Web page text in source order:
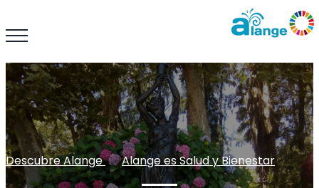
Descubre Alange: : Alange es Salud y Bienestar